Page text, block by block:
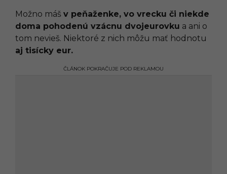
0
2
.
0
2
Možno máš v peňaženke, vo vrecku či niekde
doma pohodenú vzácnu dvojeurovku a ani o
tom nevieš. Niektoré z nich môžu mať hodnotu
aj tisícky eur.
ČLÁNOK POKRAČUJE POD REKLAMOU